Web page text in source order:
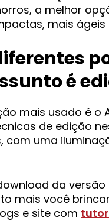
a melhor
mais ágeis
é
mais usado é o
de edição
com uma
da
mais você
e site com